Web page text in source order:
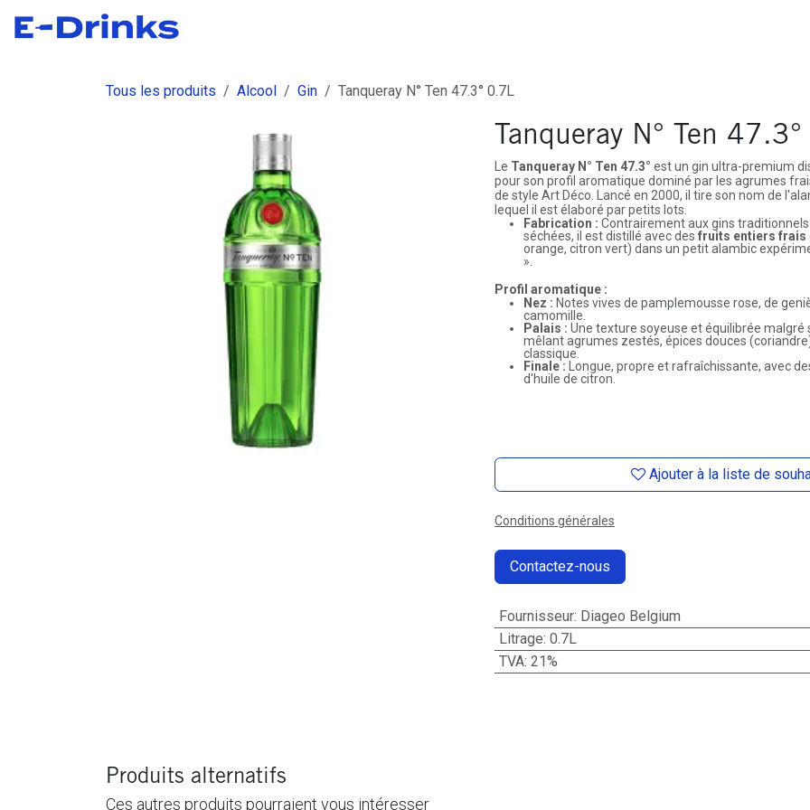
Se rendre au contenu
Tous les produits Alcool Gin Tanqueray N° Ten 47.3° 0.7L
Tanqueray N° Ten
Le Tanqueray N° Ten 47.3° est un gin ultra-premium
pour son profil aromatique dominé par les agrumes
de style Art Déco. Lancé en 2000, il tire son nom de
lequel il est élaboré par petits lots.
Fabrication : Contrairement aux gins
séchées, il est distillé avec des fruits entiers frais
orange, citron vert) dans un petit alambic
».
Profil aromatique :
Nez : Notes vives de pamplemousse rose, de
camomille.
Palais : Une texture soyeuse et équilibrée malgré
mêlant agrumes zestés, épices douces
classique.
Finale : Longue, propre et rafraîchissante, avec
d'huile de citron.
Ajouter à la liste de
Conditions générales
Contactez-nous
Fournisseur: Diageo Belgium
Litrage: 0.7L
TVA: 21%
Produits alternatifs
Ces autres produits pourraient vous intéresser